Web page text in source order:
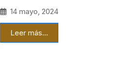
14 mayo, 2024
Leer más…